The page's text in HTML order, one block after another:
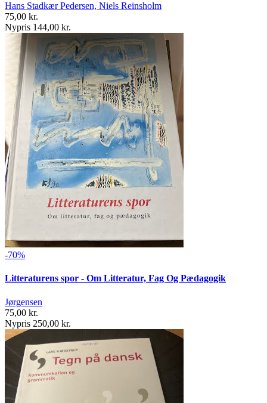
Hans Stadkær Pedersen, Niels Reinsholm
75,00 kr.
Nypris 144,00 kr.
-70%
Litteraturens spor - Om Litteratur, Fag Og Pædagogik
Jørgensen
75,00 kr.
Nypris 250,00 kr.